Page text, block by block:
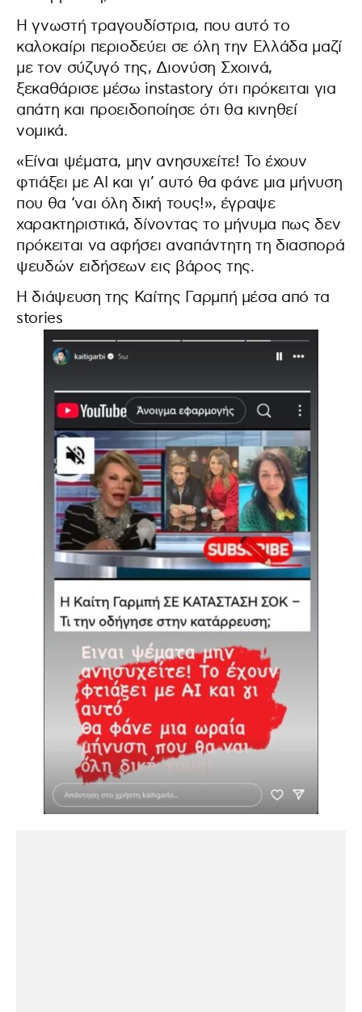
Η γνωστή τραγουδίστρια, που αυτό το
καλοκαίρι περιοδεύει σε όλη την Ελλάδα μαζί
με τον σύζυγό της, Διονύση Σχοινά,
ξεκαθάρισε μέσω instastory ότι πρόκειται για
απάτη και προειδοποίησε ότι θα κινηθεί
νομικά.
«Είναι ψέματα, μην ανησυχείτε! Το έχουν
φτιάξει με AI και γι’ αυτό θα φάνε μια μήνυση
που θα ‘ναι όλη δική τους!», έγραψε
χαρακτηριστικά, δίνοντας το μήνυμα πως δεν
πρόκειται να αφήσει αναπάντητη τη διασπορά
ψευδών ειδήσεων εις βάρος της.
Η διάψευση της Καίτης Γαρμπή μέσα από τα
stories